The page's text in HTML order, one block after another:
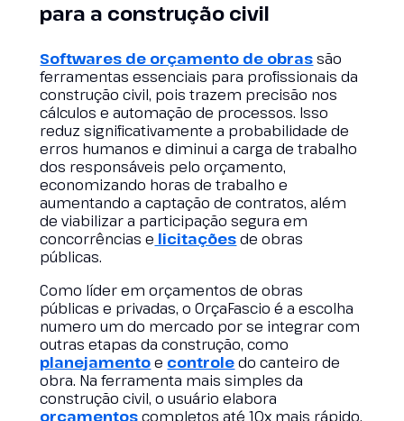
para a construção civil
Softwares de orçamento de obrassão
ferramentas essenciais para profissionais da
construção civil, pois trazem precisão nos
cálculos e automação de processos. Isso
reduz significativamente a probabilidade de
erros humanos e diminui a carga de trabalho
dos responsáveis pelo orçamento,
economizando horas de trabalho e
aumentando a captação de contratos, além
de viabilizar a participação segura em
concorrências e licitaçõesde obras
públicas.
Como líder em orçamentos de obras
públicas e privadas, o OrçaFascio é a escolha
numero um do mercado por se integrar com
outras etapas da construção, como
planejamentoe controledo canteiro de
obra. Na ferramenta mais simples da
construção civil, o usuário elabora
orçamentoscompletos até 10x mais rápido.